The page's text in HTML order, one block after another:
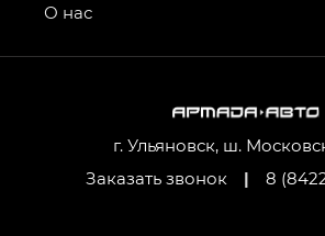
г. Ульяновск, ш.
Заказать звонок
| 8
О нас